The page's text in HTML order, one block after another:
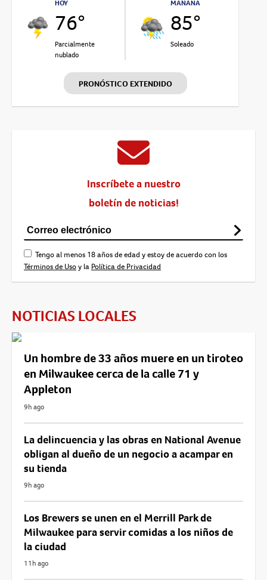
HOY
76°
Parcialmente
nublado
MAÑANA
85°
Soleado
PRONÓSTICO EXTENDIDO
Inscríbete a nuestro
boletín de noticias!
Tengo al menos 18 años de edad y estoy de acuerdo con los
Términos de Usoy la Política de Privacidad
NOTICIAS LOCALES
Un hombre de 33 años muere en un tiroteo
en Milwaukee cerca de la calle 71 y
Appleton
9h ago
La delincuencia y las obras en National Avenue
obligan al dueño de un negocio a acampar en
su tienda
9h ago
Los Brewers se unen en el Merrill Park de
Milwaukee para servir comidas a los niños de
la ciudad
11h ago